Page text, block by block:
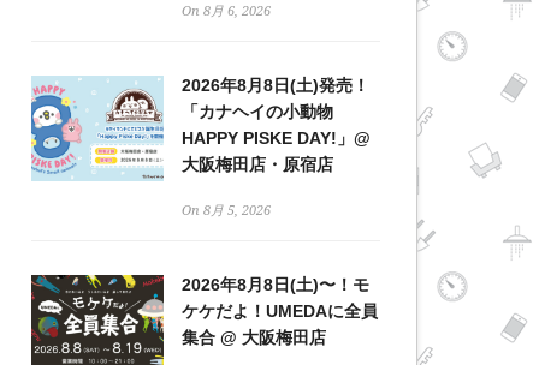
On 8月 6, 2026
2026年8月8日(土)発売！
「カナヘイの小動物
HAPPY PISKE DAY!」@
大阪梅田店・原宿店
On 8月 5, 2026
2026年8月8日(土)〜！モ
ケケだよ！UMEDAに全員
集合 @ 大阪梅田店